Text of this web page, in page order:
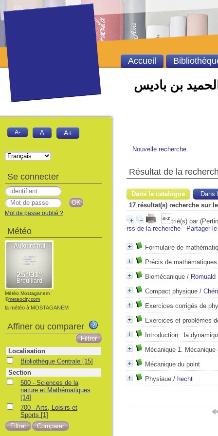
بن باديس
Nouvelle recherche
Résultat de la
Dans le catalogue
Dans
17 résultat(s) recherche sur
trié(s) par
rss de la recherche
Partager
Formulaire de
Précis de
Biomécanique / Romuald
Compact physique /
Exercices corrigés de
Exercices et problèmes
Introduction la
Mécanique 1.
Mécanique du point
Physiaue / hecht
Accueil
A- A A+
Se connecter
Mot de passe oublié ?
Météo
Météo Mostaganem
©meteocity.com
la météo à MOSTAGANEM
Affiner ou comparer
Localisation
Bibliothèque Centrale [15]
Section
500 - Sciences de la
nature et Mathématiques
[14]
700 - Arts, Loisirs et
Sports [1]